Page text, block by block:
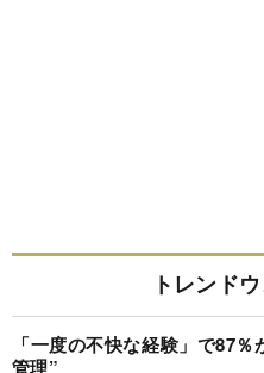
トレンド
「一度の不快な経験」で87
管理”